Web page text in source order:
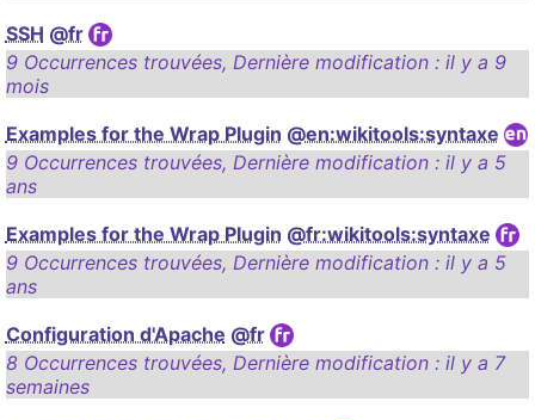
SSH @fr
9 Occurrences trouvées, Dernière modification : il y a 9
mois
Examples for the Wrap Plugin @en:wikitools:syntaxe
9 Occurrences trouvées, Dernière modification : il y a 5
ans
Examples for the Wrap Plugin @fr:wikitools:syntaxe
9 Occurrences trouvées, Dernière modification : il y a 5
ans
Configuration d'Apache @fr
8 Occurrences trouvées, Dernière modification : il y a 7
semaines